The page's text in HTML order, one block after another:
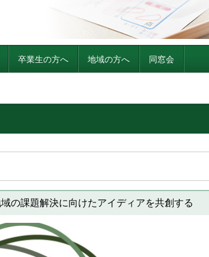
卒業生の方へ 地域の方へ 同窓会
の課題解決に向けたアイディアを共創する